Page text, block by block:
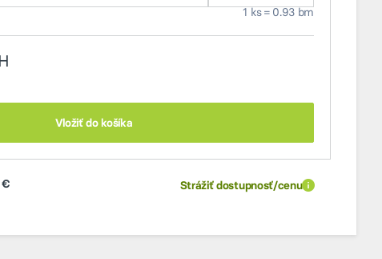
1 ks = 0.93 bm
Vložiť do košíka
€
Strážiť dostupnosť/cenu